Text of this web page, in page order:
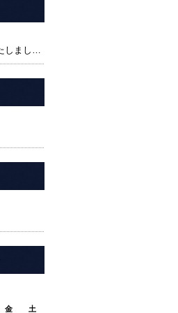
ホームページを公開いたしました。
金 土